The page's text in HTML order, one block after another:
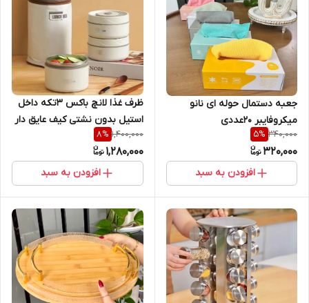
جعبه دستمال حوله ای نانو
میکروفایبر 20عددی
340,000
5%
320,000
افزودن به سبد
ظرف غذا لانچ باکس ۳تکه داخل
استیل بدون نشتی کیف عایق دار
1,400,000
8%
1,280,000
افزودن به سبد